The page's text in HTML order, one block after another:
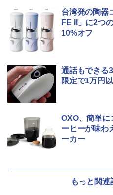
台湾発の陶器
FE II」に2つ
10%オフ
通話もできる
限定で1万円
OXO、簡単に
ーヒーが味わ
ーカー
もっと関連